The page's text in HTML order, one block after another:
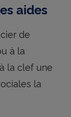
aides
de
à la
la clef une
la